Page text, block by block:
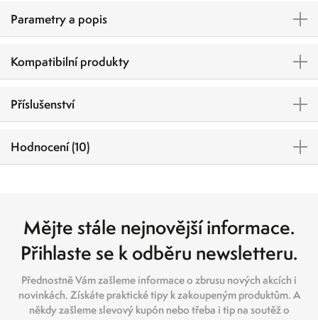
Parametry a popis
Kompatibilní produkty
Příslušenství
Hodnocení (10)
Mějte stále nejnovější informace.
Přihlaste se k odběru newsletteru.
Přednostně Vám zašleme informace o zbrusu nových akcích i
novinkách. Získáte praktické tipy k zakoupeným produktům. A
někdy zašleme slevový kupón nebo třeba i tip na soutěž o